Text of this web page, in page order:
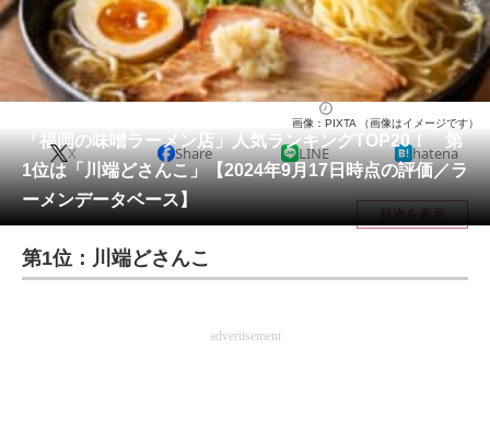
グルメ 地域
住まい 教育・育児
動物 リサーチ
会員記事
メディア
注目記事を集めた総合ページ
ITの今と未来を見通す
「福岡の味噌ラーメン店」人気ランキングTOP20！ 第
1位は「川端どさんこ」【2024年9月17日時点の評価／ラ
ーメンデータベース】
画像：PIXTA （画像はイメージです）
X Share LINE hatena
目次を表示
第1位：川端どさんこ
advertisement